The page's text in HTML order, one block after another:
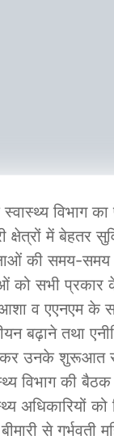
विभाग का
क्षेत्रों में बेहतर
की समय-
को सभी
व एएनएम के
बढ़ाने तथा
उनके शुरूआत
विभाग की
अधिकारियों को
से गर्भवती